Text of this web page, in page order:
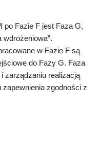
po Fazie F jest Faza G,
wdrożeniowa”.
w Fazie F są
do Fazy G. Faza
zarządzaniu realizacją
zgodności z